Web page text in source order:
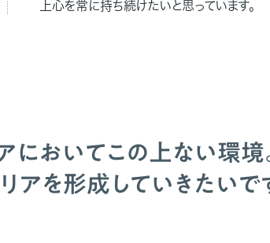
上心を常に持ち続けたいと思っています。
においてこの上ない環境
アを形成していきたいで